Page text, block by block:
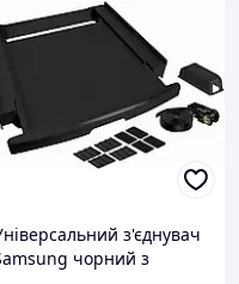
з'єднувач
чорний з